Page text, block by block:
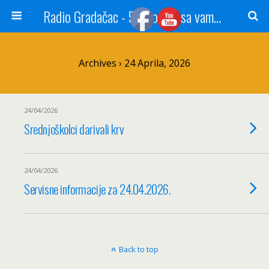
Radio Gradačac - 56 godina sa vama...
Archives › 24 Aprila, 2026
24/04/2026
Srednjoškolci darivali krv
24/04/2026
Servisne informacije za 24.04.2026.
Back to top